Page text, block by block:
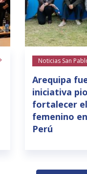
Noticias San
Arequipa
iniciativa
fortalecer
femenino
Perú